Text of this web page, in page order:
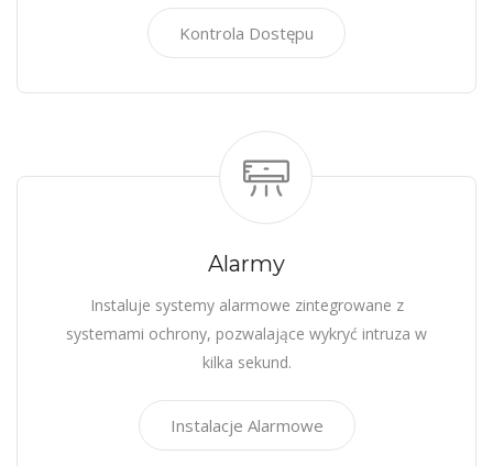
Kontrola Dostępu
Alarmy
Instaluje systemy alarmowe zintegrowane z
systemami ochrony, pozwalające wykryć intruza w
kilka sekund.
Instalacje Alarmowe